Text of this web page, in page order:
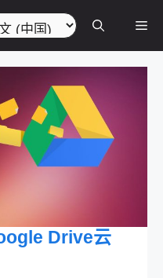
菜
Drive云